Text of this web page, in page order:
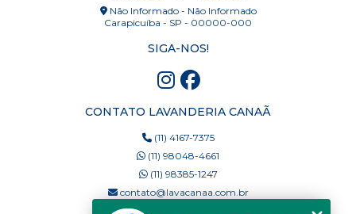
Não Informado - Não Informado
Carapicuíba - SP - 00000-000
SIGA-NOS!
CONTATO LAVANDERIA CANAÃ
(11) 4167-7375
(11) 98048-4661
(11) 98385-1247
contato@lavacanaa.com.br